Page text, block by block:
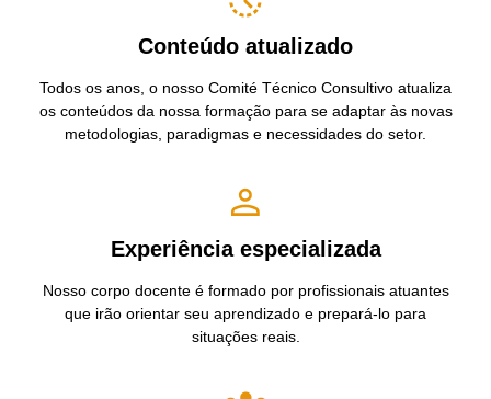
Conteúdo atualizado
Todos os anos, o nosso Comité Técnico Consultivo atualiza
os conteúdos da nossa formação para se adaptar às novas
metodologias, paradigmas e necessidades do setor.
Experiência especializada
Nosso corpo docente é formado por profissionais atuantes
que irão orientar seu aprendizado e prepará-lo para
situações reais.